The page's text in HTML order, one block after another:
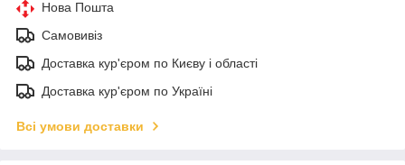
Нова Пошта
Самовивіз
Доставка кур'єром по Києву і області
Доставка кур'єром по Україні
Всі умови доставки